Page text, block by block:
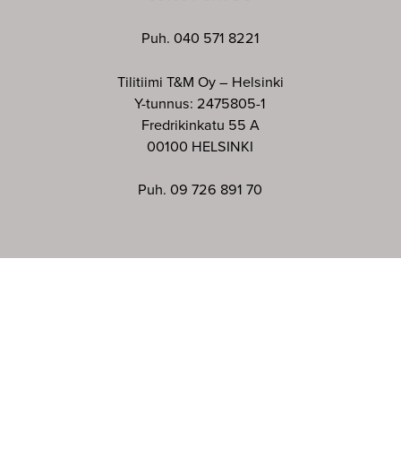
Puh. 040 571 8221
Tilitiimi T&M Oy – Helsinki
Y-tunnus: 2475805-1
Fredrikinkatu 55 A
00100 HELSINKI
Puh. 09 726 891 70